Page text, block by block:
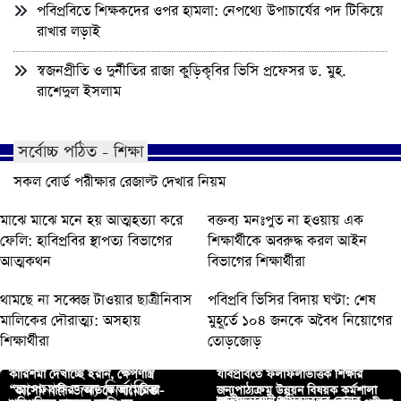
পবিপ্রবিতে শিক্ষকদের ওপর হামলা: নেপথ্যে উপাচার্যের পদ টিকিয়ে
রাখার লড়াই
স্বজনপ্রীতি ও দুর্নীতির রাজা কুড়িকৃবির ভিসি প্রফেসর ড. মুহ.
রাশেদুল ইসলাম
সর্বোচ্চ পঠিত - শিক্ষা
সকল বোর্ড পরীক্ষার রেজাল্ট দেখার নিয়ম
মাঝে মাঝে মনে হয় আত্মহত্যা করে
ফেলি: হাবিপ্রবির স্থাপত্য বিভাগের
আত্মকথন
বক্তব্য মনঃপুত না হওয়ায় এক
শিক্ষার্থীকে অবরুদ্ধ করল আইন
বিভাগের শিক্ষার্থীরা
থামছে না সব্বেজ টাওয়ার ছাত্রীনিবাস
মালিকের দৌরাত্ম্য: অসহায়
শিক্ষার্থীরা
পবিপ্রবি ভিসির বিদায় ঘণ্টা: শেষ
মুহূর্তে ১০৪ জনকে অবৈধ নিয়োগের
তোড়জোড়
আপনার জন্য নির্বাচিত
কারিশমা দেখাচ্ছে ইরান, ক্ষেপণাস্ত্র
“কাসেম বাসির” আতঙ্কে আমেরিকা-
যবিপ্রবিতে ফলাফলভিত্তিক শিক্ষার
জন্যপাঠ্যক্রম উন্নয়ন বিষয়ক কর্মশালা